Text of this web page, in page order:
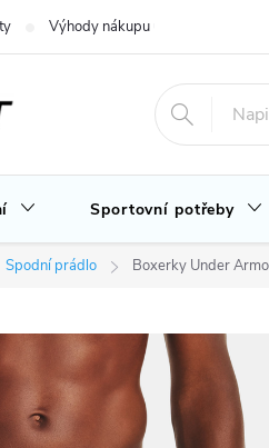
Výhody nákupu u nás
Sportovní potřeby
Spodní prádlo Boxerky Under